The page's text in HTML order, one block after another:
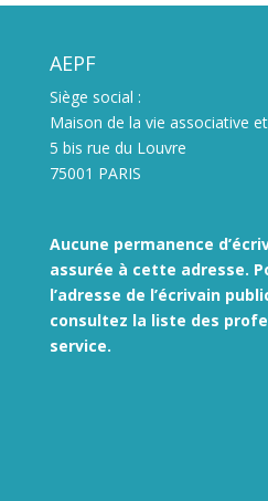
AEPF
Siège social :
Maison de la vie associative
5 bis rue du Louvre
75001 PARIS
Aucune permanence
assurée à cette adresse.
l’adresse de l’écrivain
consultez la liste des
service.